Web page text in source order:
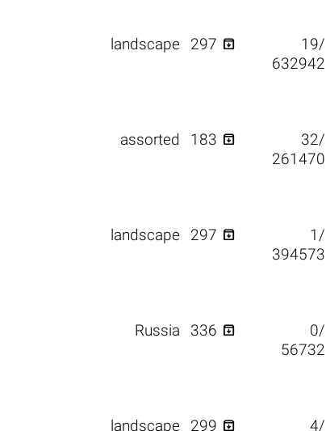
landscape 297 
19/
632942
assorted 183 
32/
261470
landscape 297 
1/
394573
Russia 336 
0/
56732
landscape 299 
4/